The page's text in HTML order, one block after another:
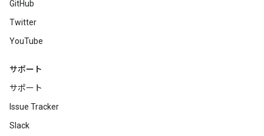
GitHub
Twitter
YouTube
サポート
サポート
Issue Tracker
Slack